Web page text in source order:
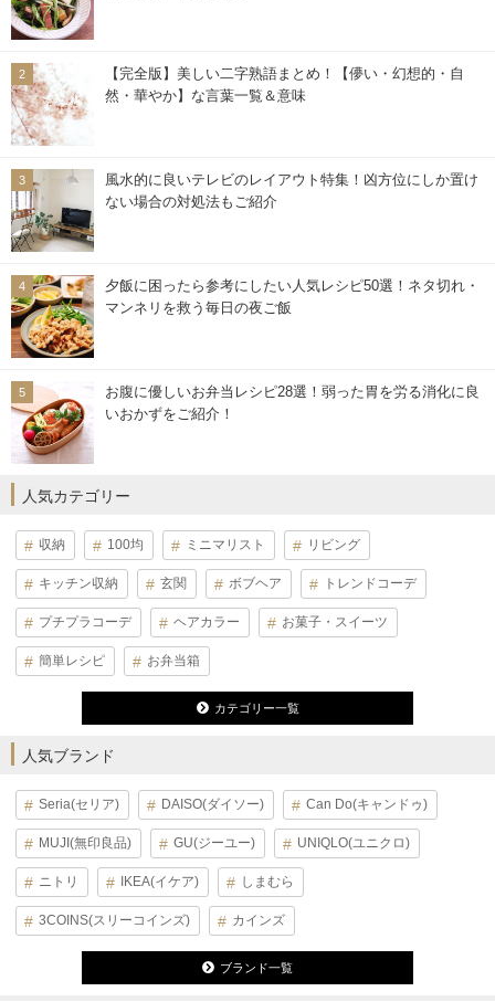
【完全版】美しい二字熟語まとめ！【儚い・幻想的・自
然・華やか】な言葉一覧＆意味
風水的に良いテレビのレイアウト特集！凶方位にしか置け
ない場合の対処法もご紹介
夕飯に困ったら参考にしたい人気レシピ50選！ネタ切れ・
マンネリを救う毎日の夜ご飯
お腹に優しいお弁当レシピ28選！弱った胃を労る消化に良
いおかずをご紹介！
人気カテゴリー
収納 100均 ミニマリスト リビング
キッチン収納 玄関 ボブヘア トレンドコーデ
プチプラコーデ ヘアカラー お菓子・スイーツ
簡単レシピ お弁当箱
カテゴリー一覧
人気ブランド
Seria(セリア) DAISO(ダイソー) Can Do(キャンドゥ)
MUJI(無印良品) GU(ジーユー) UNIQLO(ユニクロ)
ニトリ IKEA(イケア) しまむら
3COINS(スリーコインズ) カインズ
ブランド一覧